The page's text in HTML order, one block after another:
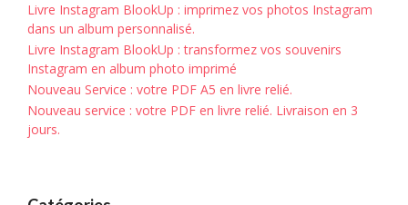
Livre Instagram BlookUp : imprimez vos photos Instagram
dans un album personnalisé.
Livre Instagram BlookUp : transformez vos souvenirs
Instagram en album photo imprimé
Nouveau Service : votre PDF A5 en livre relié.
Nouveau service : votre PDF en livre relié. Livraison en 3
jours.